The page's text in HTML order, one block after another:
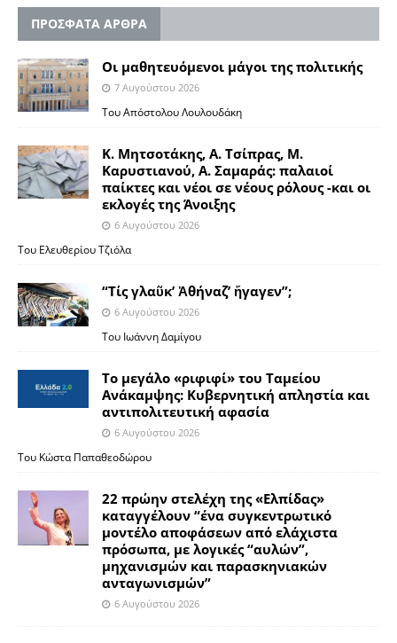
ΠΡΟΣΦΑΤΑ ΑΡΘΡΑ
Οι μαθητευόμενοι μάγοι της πολιτικής
7 Αυγούστου 2026
Του Απόστολου Λουλουδάκη
Κ. Μητσοτάκης, Α. Τσίπρας, Μ.
Καρυστιανού, Α. Σαμαράς: παλαιοί
παίκτες και νέοι σε νέους ρόλους -και οι
εκλογές της Άνοιξης
6 Αυγούστου 2026
Του Ελευθερίου Τζιόλα
“Τίς γλαῦκ’ Ἀθήναζ’ ἤγαγεν”;
6 Αυγούστου 2026
Του Ιωάννη Δαμίγου
Το μεγάλο «ριφιφί» του Ταμείου
Ανάκαμψης: Κυβερνητική απληστία και
αντιπολιτευτική αφασία
6 Αυγούστου 2026
Του Κώστα Παπαθεοδώρου
22 πρώην στελέχη της «Ελπίδας»
καταγγέλουν “ένα συγκεντρωτικό
μοντέλο αποφάσεων από ελάχιστα
πρόσωπα, με λογικές “αυλών”,
μηχανισμών και παρασκηνιακών
ανταγωνισμών”
6 Αυγούστου 2026